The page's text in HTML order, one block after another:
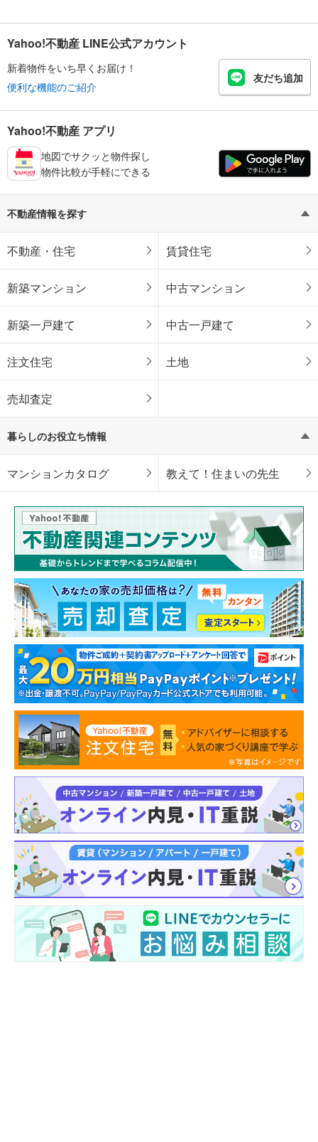
Yahoo!不動産 LINE公式アカウント
新着物件をいち早くお届け！
便利な機能のご紹介
友だち追加
Yahoo!不動産 アプリ
地図でサクッと物件探し
物件比較が手軽にできる
不動産情報を探す
不動産・住宅 賃貸住宅
新築マンション 中古マンション
新築一戸建て 中古一戸建て
注文住宅 土地
売却査定
暮らしのお役立ち情報
マンションカタログ 教えて！住まいの先生